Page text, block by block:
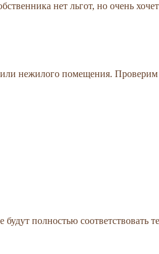
нет льгот, но очень
нежилого помещения.
полностью соответствовать